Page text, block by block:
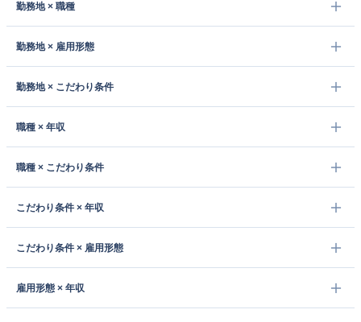
勤務地 × 職種
勤務地 × 雇用形態
勤務地 × こだわり条件
職種 × 年収
職種 × こだわり条件
こだわり条件 × 年収
こだわり条件 × 雇用形態
雇用形態 × 年収